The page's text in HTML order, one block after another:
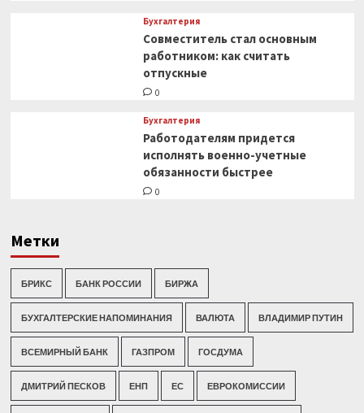
Бухгалтерия
Совместитель стал основным
работником: как считать
отпускные
0
Бухгалтерия
Работодателям придется
исполнять военно-учетные
обязанности быстрее
0
Метки
БРИКС БАНК РОССИИ БИРЖА
БУХГАЛТЕРСКИЕ НАПОМИНАНИЯ ВАЛЮТА ВЛАДИМИР ПУТИН
ВСЕМИРНЫЙ БАНК ГАЗПРОМ ГОСДУМА
ДМИТРИЙ ПЕСКОВ ЕНП ЕС ЕВРОКОМИССИИ